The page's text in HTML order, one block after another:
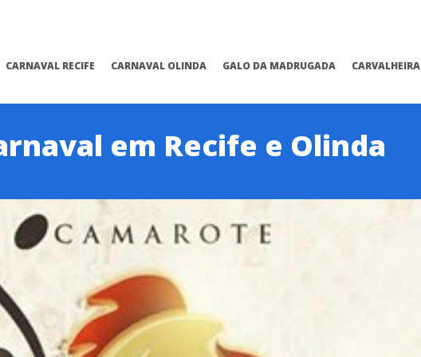
CARNAVAL RECIFE CARNAVAL OLINDA GALO DA MADRUGADA CARVALHEIRA
em Recife e Olinda